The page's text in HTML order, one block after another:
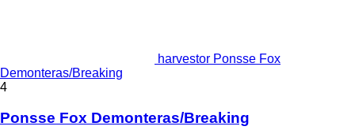
harvestor Ponsse Fox
Demonteras/Breaking
4
Ponsse Fox Demonteras/Breaking